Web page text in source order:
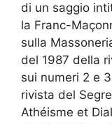
di un saggio
la Franc-
sulla
del 1987 della
sui numeri 2 e
rivista del
Athéisme et